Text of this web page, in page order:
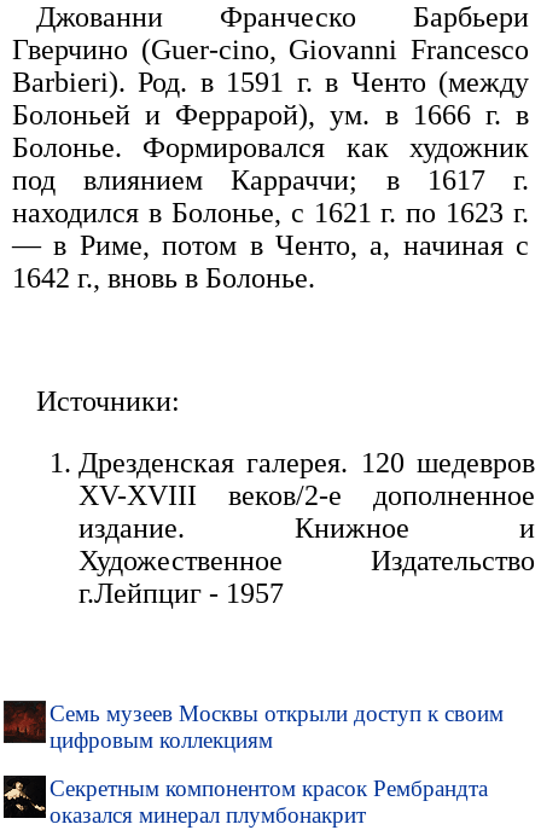
Джованни Франческо Барбьери
Гверчино (Guer-cino, Giovanni Francesco
Barbieri). Род. в 1591 г. в Ченто (между
Болоньей и Феррарой), ум. в 1666 г. в
Болонье. Формировался как художник
под влиянием Карраччи; в 1617 г.
находился в Болонье, с 1621 г. по 1623 г.
— в Риме, потом в Ченто, а, начиная с
1642 г., вновь в Болонье.
Источники:
Дрезденская галерея. 120 шедевров
XV-XVIII веков/2-е дополненное
издание. Книжное и
Художественное Издательство
г.Лейпциг - 1957
Семь музеев Москвы открыли доступ к своим
цифровым коллекциям
Секретным компонентом красок Рембрандта
оказался минерал плумбонакрит